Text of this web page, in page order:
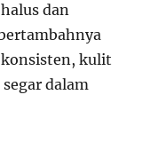
dan
konsisten, kulit
dalam